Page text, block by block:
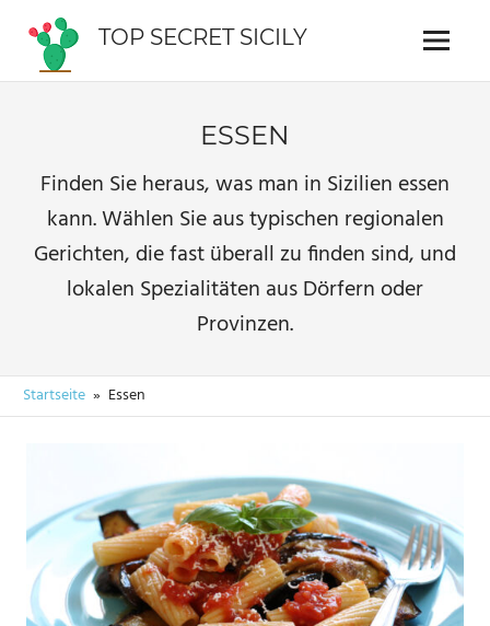
Inhalt
springen
TOP SECRET SICILY
Reiseführer
Menü
ESSEN
Finden Sie heraus, was man in Sizilien essen
kann. Wählen Sie aus typischen regionalen
Gerichten, die fast überall zu finden sind, und
lokalen Spezialitäten aus Dörfern oder
Provinzen.
Startseite Essen